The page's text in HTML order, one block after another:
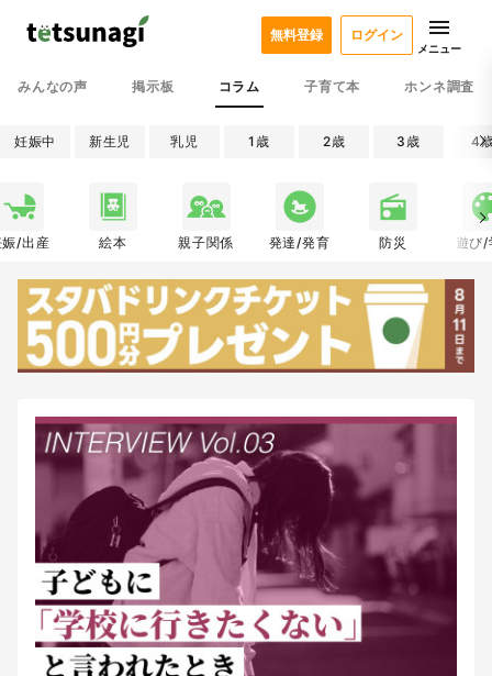
みんなの声 掲示板 コラム 子育て本 ホンネ調査
無料登録 ログイン
メニュー
妊娠中 新生児 乳児 1歳 2歳 3歳 4
娠/出産 絵本 親子関係 発達/発育 防災 遊び/